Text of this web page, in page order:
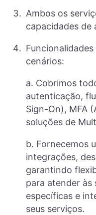
Ambos os
capacidades de
cenários:
a. Cobrimos
autenticação,
Sign-On), MFA
soluções de
b. Fornecemos
integrações,
garantindo
para atender às
específicas e
seus serviços.